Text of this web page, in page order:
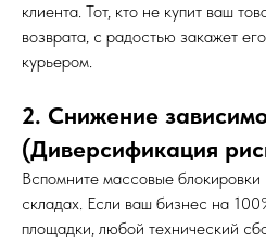
клиента. Тот, кто не купит ваш
возврата, с радостью закажет
курьером.
2. Снижение
(Диверсификация
Вспомните массовые
складах. Если ваш бизнес на
площадки, любой технический